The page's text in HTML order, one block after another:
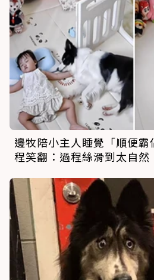
邊牧陪小主人睡覺「順便
程笑翻：過程絲滑到太自然